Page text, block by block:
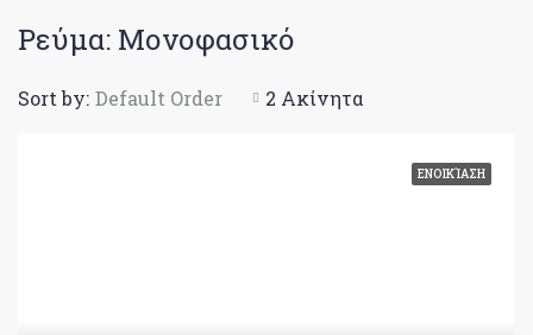
Ρεύμα: Μονοφασικό
2 Ακίνητα
Sort by: Default Order
ΕΝΟΙΚΊΑΣΗ